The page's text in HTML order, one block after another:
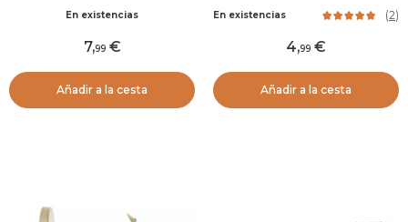
En existencias
7,99
Añadir a la cesta
En existencias (2)
4,99
Añadir a la cesta